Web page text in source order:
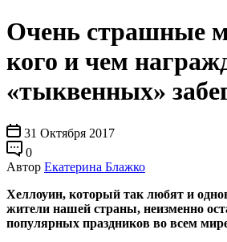
Очень страшные
кого и чем
«тыквенных»
31 Октября 2017
0
Автор Екатерина Блажко
Хеллоуин, который так любят и
жители нашей страны, неизменно
популярных праздников во всем